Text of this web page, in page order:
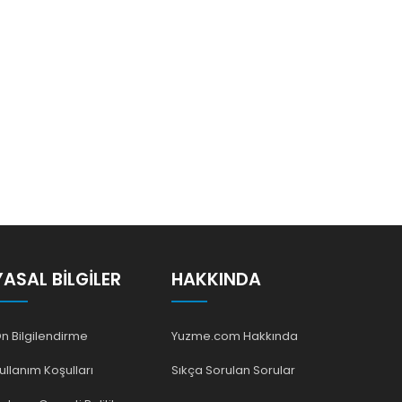
BILGILER
Bilgilendirme
Koşulları
HAKKINDA
Yuzme.com Hakkında
Sıkça Sorulan Sorular